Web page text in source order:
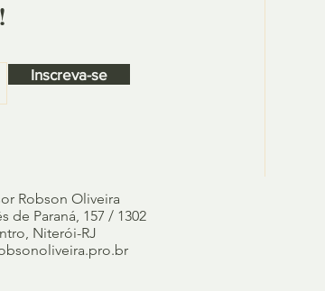
Inscreva-se
Robson Oliveira
de Paraná, 157 / 1302
Niterói-RJ